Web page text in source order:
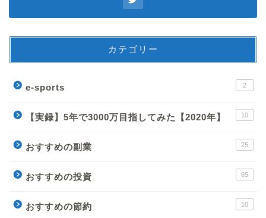
カテゴリー
e-sports 2
【実録】5年で3000万目指してみた【2020年】 10
おすすめの副業 25
おすすめの投資 85
おすすめの節約 10